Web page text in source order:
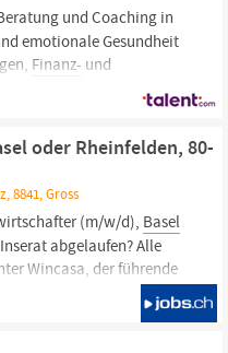
und Coaching in
emotionale Gesundheit
Finanz- und
und
Weiterentwicklung
oder Rheinfelden, 80-
8841, Gross
(m/w/d), Basel
abgelaufen? Alle
Wincasa, der führende
der
Digitale Dienstleistungen,
zeichnen uns aus.